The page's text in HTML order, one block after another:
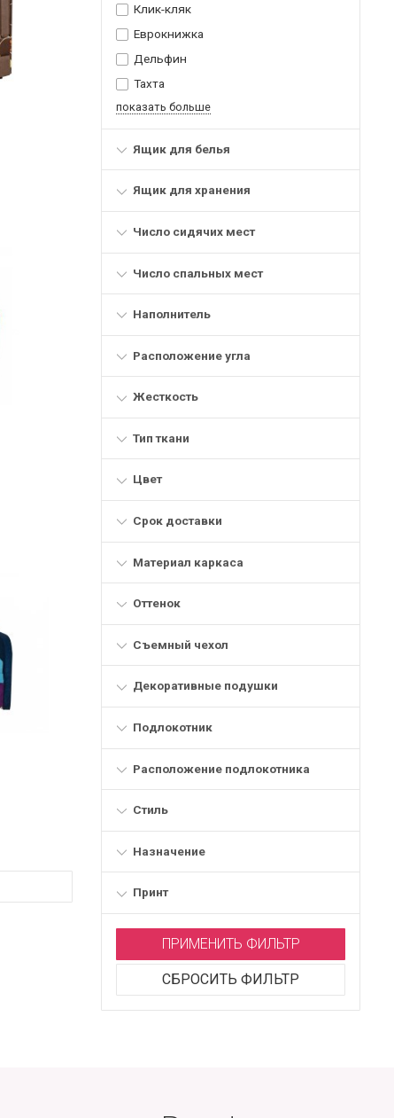
Клик-кляк
Еврокнижка
Дельфин
Тахта
показать больше
Ящик для белья
Ящик для хранения
Число сидячих мест
Число спальных мест
Наполнитель
Расположение угла
Жесткость
Тип ткани
Цвет
Срок доставки
Материал каркаса
Оттенок
Съемный чехол
Декоративные подушки
Подлокотник
Расположение подлокотника
Стиль
Назначение
Принт
ПРИМЕНИТЬ ФИЛЬТР
СБРОСИТЬ ФИЛЬТР